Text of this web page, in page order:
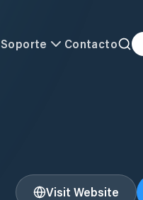
Soporte Contacto
Visit Website